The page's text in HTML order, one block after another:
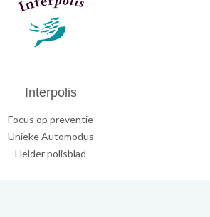
Interpolis
Focus op preventie
Unieke Automodus
Helder polisblad